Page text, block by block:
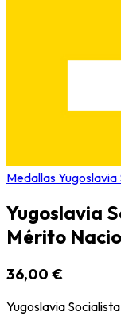
Medallas Yugoslavia
Yugoslavia
Mérito
36,00 €
Yugoslavia